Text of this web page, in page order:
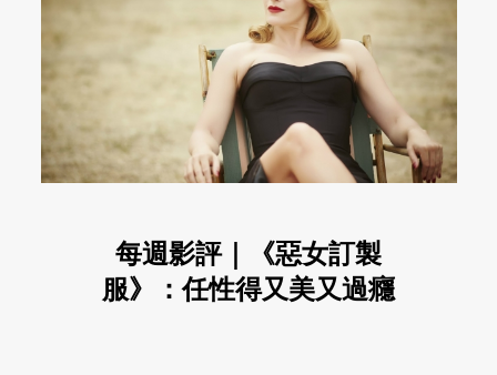
每週影評｜《惡女訂製
服》：任性得又美又過癮